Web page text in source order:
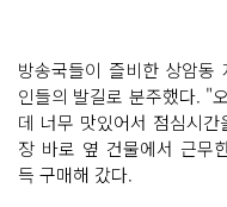
방송국들이 즐비한 상암동
인들의 발길로 분주했다. "
데 너무 맛있어서 점심시
장 바로 옆 건물에서 근무
득 구매해 갔다.